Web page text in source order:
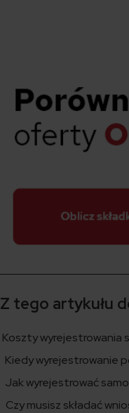
Z tego artykułu
Koszty wyrejestrowania
Kiedy wyrejestrowanie
Jak wyrejestrować
Czy musisz składać